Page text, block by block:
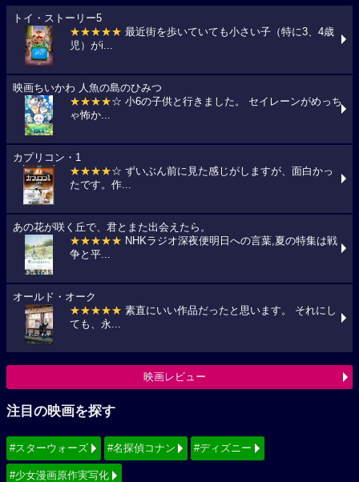
トイ・ストーリー5
★★★★★ 最近街を歩いていても小さい子（特に3、4歳
児）がi...
映画ちいかわ 人魚の島のひみつ
★★★★☆ 小6の子供と行きました。 セイレーンがめっち
ゃ怖か...
カプリコン・1
★★★★☆ ずいぶん前に見た感じがしますが、面白かっ
たです。作...
あの花が咲く丘で、君とまた出会えたら。
★★★★★ NHKラジオ深夜便明日への言葉,夏の特集は戦
争と平...
オールド・オーク
★★★★★ 素直にいい作品だったと思います。 それにし
ても、永...
映画レビュー
注目の映画を探す
#スターウォーズ #名探偵コナン #ディズニー
#少女漫画原作実写化